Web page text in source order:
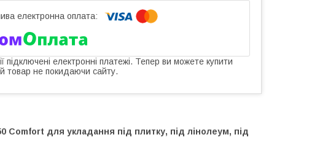
підключені електронні платежі. Тепер ви можете купити
товар не покидаючи сайту.
для укладання під плитку, під лінолеум, під